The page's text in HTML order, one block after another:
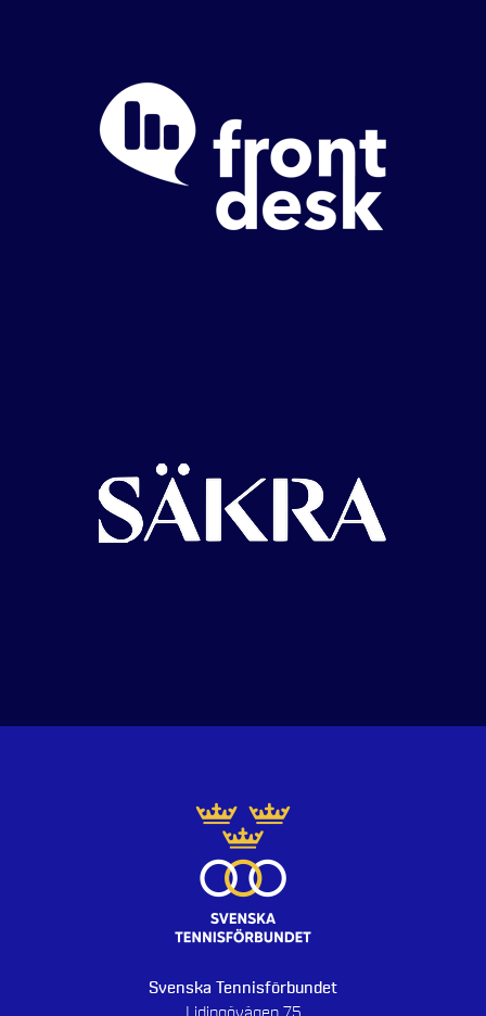
Svenska Tennisförbundet